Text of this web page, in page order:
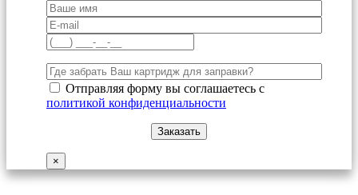
Отправляя форму вы соглашаетесь с
политикой конфиденциальности
×